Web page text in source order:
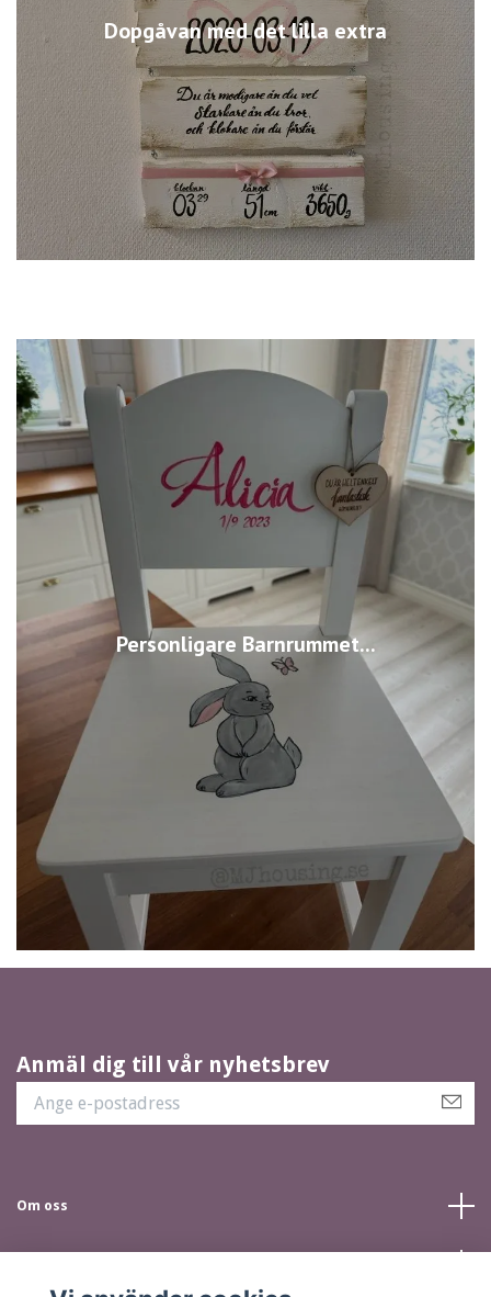
Dopgåvan med det lilla extra
Personligare Barnrummet...
Anmäl dig till vår nyhetsbrev
Om oss